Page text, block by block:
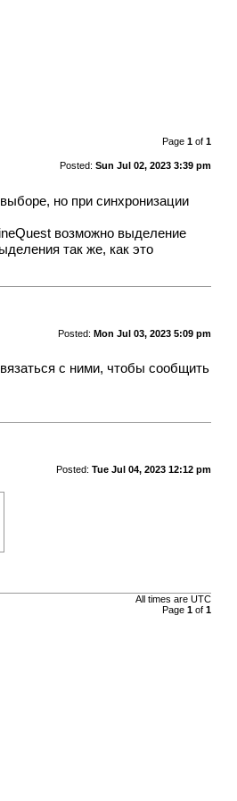
Page 1of 1
Posted: Sun Jul 02, 2023 3:39 pm
но при синхронизации
возможно выделение
так же, как это
Posted: Mon Jul 03, 2023 5:09 pm
с ними, чтобы сообщить
Posted: Tue Jul 04, 2023 12:12 pm
All times are UTC
Page 1of 1